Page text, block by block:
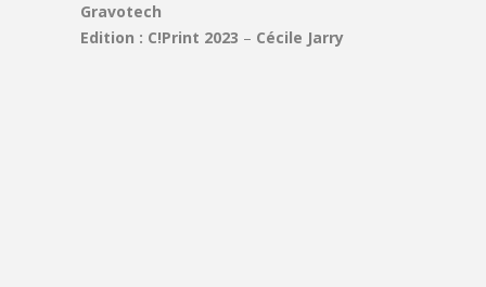
Gravotech
Edition : C!Print 2023 – Cécile Jarry